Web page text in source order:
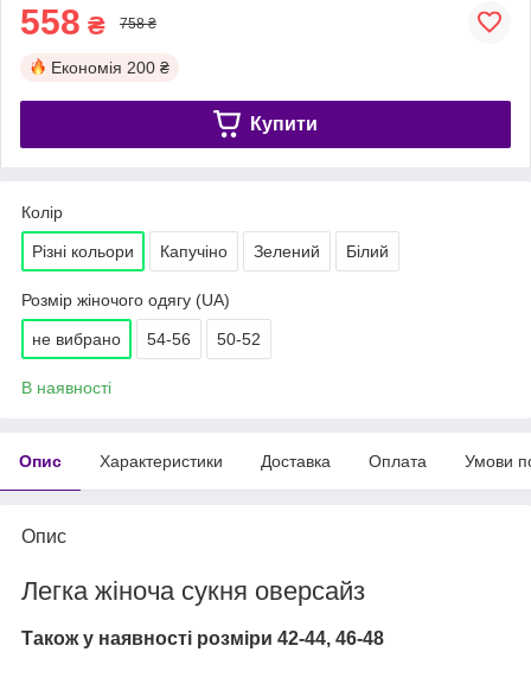
558 ₴ 758 ₴
Економія 200 ₴
Купити
Колір
Різні кольори Капучіно Зелений Білий
Розмір жіночого одягу (UA)
не вибрано 54-56 50-52
В наявності
Опис Характеристики Доставка Оплата Умови
Опис
Легка жіноча сукня оверсайз
Також у наявності розміри 42-44, 46-48